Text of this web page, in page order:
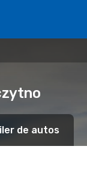
de autos